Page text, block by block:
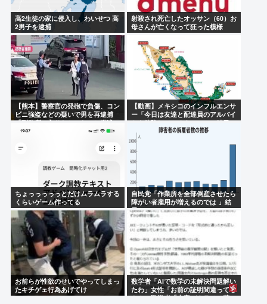
高2生徒の家に侵入し、わいせつ 高
2男子を逮捕
射殺され死亡したオッサン（60）お
母さんが亡くなって狂った模様
【熊本】警察官の発砲で負傷、コン
ビニ強盗などの疑いで男を再逮捕
「刑務所に入りたかった」と供述
【動画】メキシコのインフルエンサ
ー「今日は友達と配達員のアルバイ
トを体験してみるよ！！」←結果…
ちょっっっっっとだけムラムラする
くらいゲーム作ってる
自民党「作業所を全部倒産させたら
障がい者雇用が増えるのでは 」結
果ww
お前らが性欲のせいでやってしまっ
たキチゲェ行為あげてけ
数学者「AIで数学の未解決問題解い
たわ」女性「お前の証明間違ってる
やん」数学者「内容デタラメで草。